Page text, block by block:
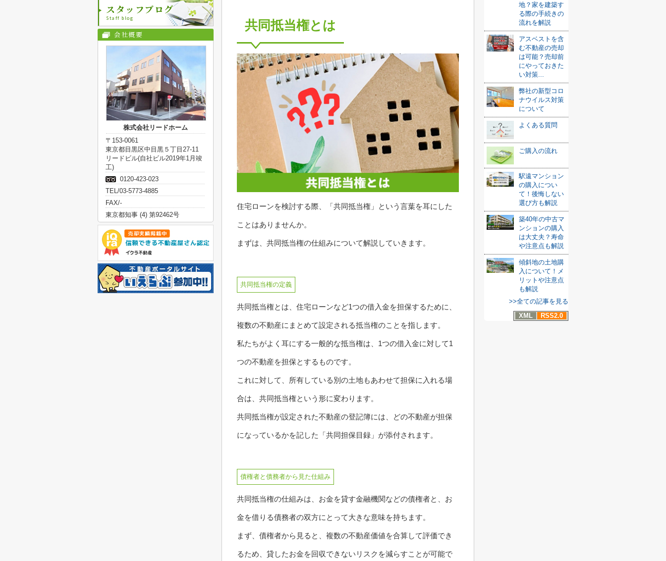
共同抵当権とは
住宅ローンを検討する際、「共同抵当権」という言葉を耳にした
ことはありませんか。
まずは、共同抵当権の仕組みについて解説していきます。
共同抵当権の定義
共同抵当権とは、住宅ローンなど1つの借入金を担保するために、
複数の不動産にまとめて設定される抵当権のことを指します。
私たちがよく耳にする一般的な抵当権は、1つの借入金に対して1
つの不動産を担保とするものです。
これに対して、所有している別の土地もあわせて担保に入れる場
合は、共同抵当権という形に変わります。
共同抵当権が設定された不動産の登記簿には、どの不動産が担保
になっているかを記した「共同担保目録」が添付されます。
債権者と債務者から見た仕組み
共同抵当権の仕組みは、お金を貸す金融機関などの債権者と、お
金を借りる債務者の双方にとって大きな意味を持ちます。
まず、債権者から見ると、複数の不動産価値を合算して評価でき
るため、貸したお金を回収できないリスクを減らすことが可能で
地？家を建築す
る際の手続きの
流れを解説
アスベストを含
む不動産の売却
は可能？売却前
にやっておきた
い対策...
弊社の新型コロ
ナウイルス対策
について
よくある質問
ご購入の流れ
駅遠マンション
の購入につい
て！後悔しない
選び方も解説
築40年の中古マ
ンションの購入
は大丈夫？寿命
や注意点も解説
傾斜地の土地購
入について！メ
リットや注意点
も解説
>>全ての記事を見る
XML
RSS2.0
スタッフブログ
Staff blog
会社概要
株式会社リードホーム
〒153-0061
東京都目黒区中目黒５丁目27-11
リードビル(自社ビル2019年1月竣
工)
0120-423-023
TEL/03-5773-4885
FAX/-
東京都知事 (4) 第92462号